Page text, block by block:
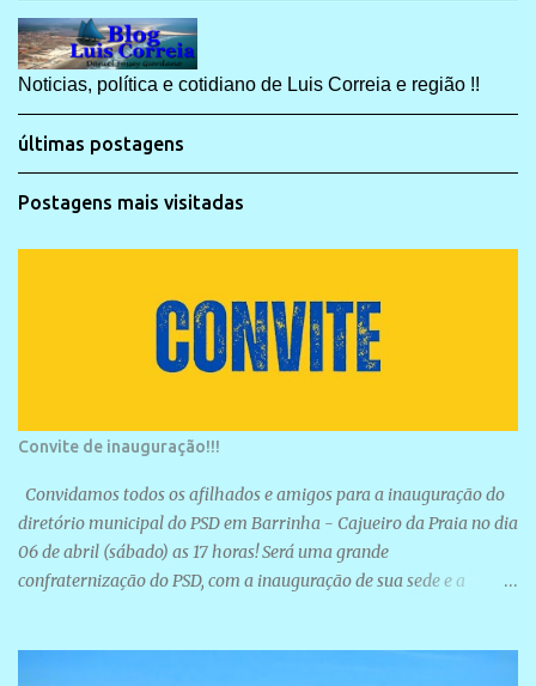
Noticias, política e cotidiano de Luis Correia e região !!
últimas postagens
Postagens mais visitadas
Convite de inauguração!!!
Convidamos todos os afilhados e amigos para a inauguração do
diretório municipal do PSD em Barrinha - Cajueiro da Praia no dia
06 de abril (sábado) as 17 horas! Será uma grande
confraternização do PSD, com a inauguração de sua sede e a